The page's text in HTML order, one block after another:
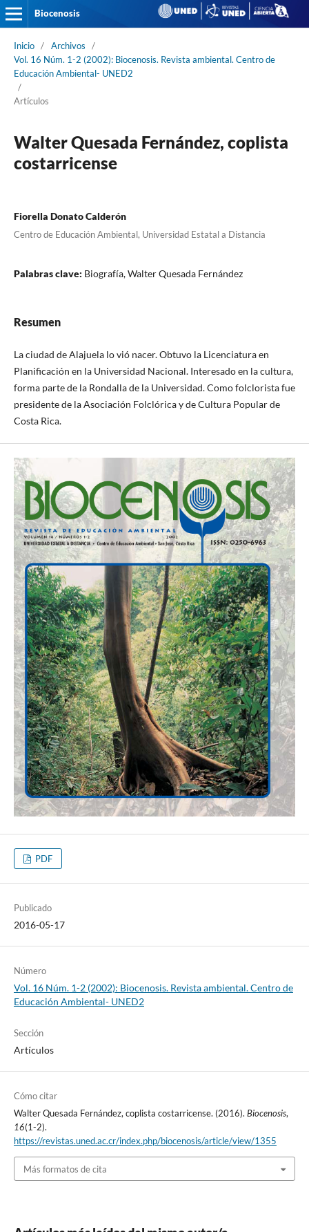
Biocenosis
Inicio / Archivos
/
Vol. 16 Núm. 1-2 (2002): Biocenosis. Revista ambiental. Centro de
Educación Ambiental- UNED2
/
Artículos
Walter Quesada Fernández, coplista
costarricense
Fiorella Donato Calderón
Centro de Educación Ambiental, Universidad Estatal a Distancia
Palabras clave: Biografía, Walter Quesada Fernández
Resumen
La ciudad de Alajuela lo vió nacer. Obtuvo la Licenciatura en
Planificación en la Universidad Nacional. Interesado en la cultura,
forma parte de la Rondalla de la Universidad. Como folclorista fue
presidente de la Asociación Folclórica y de Cultura Popular de
Costa Rica.
PDF
Publicado
2016-05-17
Número
Vol. 16 Núm. 1-2 (2002): Biocenosis. Revista ambiental. Centro de
Educación Ambiental- UNED2
Sección
Artículos
Cómo citar
Walter Quesada Fernández, coplista costarricense. (2016). Biocenosis,
16(1-2).
https://revistas.uned.ac.cr/index.php/biocenosis/article/view/1355
Más formatos de cita